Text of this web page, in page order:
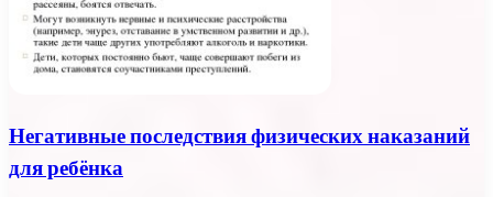
Негативные последствия физических наказаний
для ребёнка